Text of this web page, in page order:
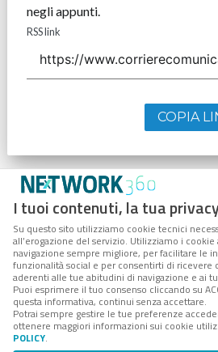
I tuoi contenuti, la tua
Su questo sito utilizziamo cookie tecnici
all’erogazione del servizio. Utilizziamo i
navigazione sempre migliore, per facilitare le
funzionalità social e per consentirti di
aderenti alle tue abitudini di navigazione e ai
Puoi esprimere il tuo consenso cliccando su
questa informativa, continui senza accettare.
Potrai sempre gestire le tue preferenze
ottenere maggiori informazioni sui cookie
POLICY.
negli appunti.
RSS link
COPIA